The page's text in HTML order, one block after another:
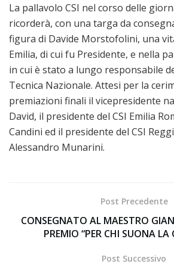
La pallavolo CSI nel corso delle
ricorderà, con una targa da
figura di Davide Morstofolini, una
Emilia, di cui fu Presidente, e nella
in cui è stato a lungo responsabile
Tecnica Nazionale. Attesi per la
premiazioni finali il vicepresidente
David, il presidente del CSI Emilia
Candini ed il presidente del CSI
Alessandro Munarini.
Post Precedente
CONSEGNATO AL MAESTRO
PREMIO “PER CHI SUONA LA
Post Successivo